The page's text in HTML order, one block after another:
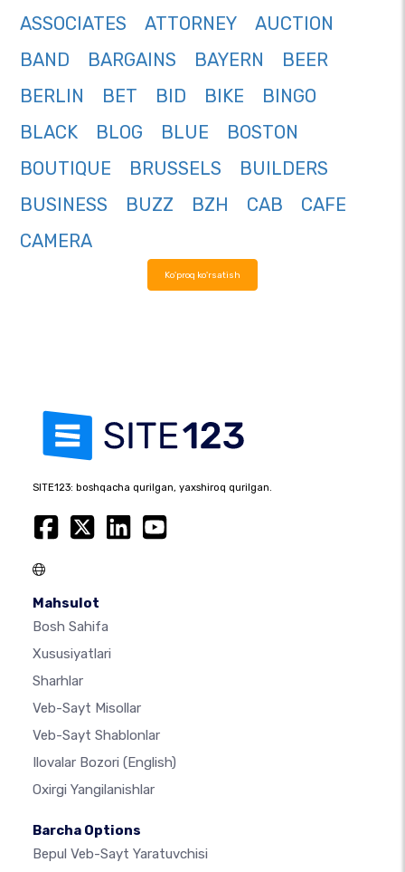
ASSOCIATES
ATTORNEY
AUCTION
BAND
BARGAINS BAYERN
BEER
BERLIN
BET BID BIKE
BINGO
BLACK
BLOG BLUE
BOSTON
BOUTIQUE
BRUSSELS
BUILDERS
BUSINESS
BUZZ BZH CAB
CAFE
CAMERA
Ko'proq ko'rsatish
SITE123: boshqacha qurilgan, yaxshiroq qurilgan.
Mahsulot
Bosh Sahifa
Xususiyatlari
Sharhlar
Veb-Sayt Misollar
Veb-Sayt Shablonlar
Ilovalar Bozori (English)
Oxirgi Yangilanishlar
Barcha Options
Bepul Veb-Sayt Yaratuvchisi